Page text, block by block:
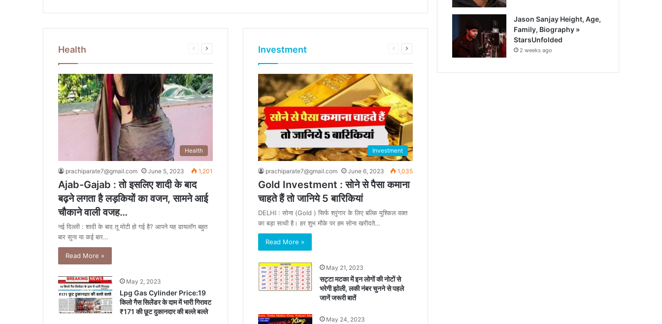
Health
Previous
Next
Health
prachiparate7@gmail.com June 5, 2023 1,201
Ajab-Gajab : तो इसलिए शादी के बाद
बढ़ने लगता है लड़कियों का वजन, सामने आई
चौकाने वाली वजह…
नई दिल्ली : शादी के बाद तू मोटी हो गई है? आपने यह डायलॉग बहुत
बार सुना या कई बार…
Read More »
May 2, 2023
Lpg Gas Cylinder Price:19
किलो गैस सिलेंडर के दाम में भारी गिरावट
₹171 की छूट दुकानदार की बल्ले बल्ले
Investment
Previous
Next
Investment
prachiparate7@gmail.com June 6, 2023 1,035
Gold Investment : सोने से पैसा कमाना
चाहते हैं तो जानिये 5 बारिकियां
DELHI : सोना (Gold ) सिर्फ श्रृंगार के लिए बल्कि मुश्किल वक्त
का बड़ा साथी है। हर शुभ मौके पर हम सोना खरीदते…
Read More »
May 21, 2023
सट्टा मटका में इन लोगों की नोटों से
भरेगी झोली, लकी नंबर चुनने से पहले
जानें जरूरी बातें
May 24, 2023
Jason Sanjay Height, Age,
Family, Biography »
StarsUnfolded
2 weeks ago